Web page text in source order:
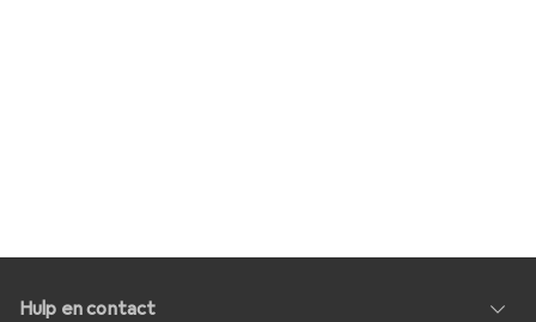
Hulp en contact